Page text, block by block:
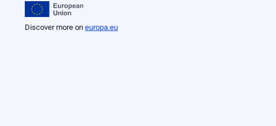
Discover more on europa.eu